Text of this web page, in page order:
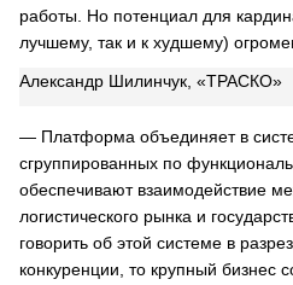
работы. Но потенциал для
лучшему, так и к худшему)
Александр Шилинчук, «ТРАСКО»
— Платформа объединяет в
сгруппированных по
обеспечивают взаимодействие
логистического рынка и
говорить об этой системе в
конкуренции, то крупный бизнес